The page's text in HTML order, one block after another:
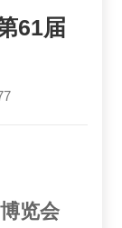
61届
览会